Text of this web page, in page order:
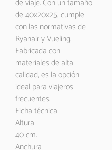
de viaje. Con un tamaño
de 40x20x25, cumple
con las normativas de
Ryanair y Vueling.
Fabricada con
materiales de alta
calidad, es la opción
ideal para viajeros
frecuentes.
Ficha técnica
Altura
40 cm.
Anchura